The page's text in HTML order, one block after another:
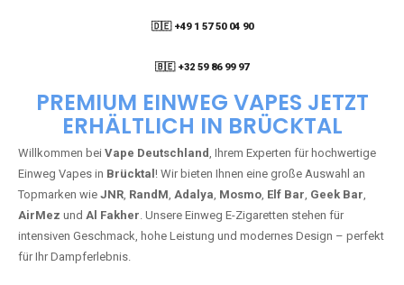
🇩🇪 +49 1 57 50 04 90
🇧🇪 +32 59 86 99 97
PREMIUM EINWEG VAPES JETZT
ERHÄLTLICH IN BRÜCKTAL
Willkommen bei Vape Deutschland, Ihrem Experten für hochwertige
Einweg Vapes in Brücktal ! Wir bieten Ihnen eine große Auswahl an
Topmarken wie JNR, RandM, Adalya, Mosmo, Elf Bar, Geek Bar,
AirMez und Al Fakher. Unsere Einweg E-Zigaretten stehen für
intensiven Geschmack, hohe Leistung und modernes Design – perfekt
für Ihr Dampferlebnis.